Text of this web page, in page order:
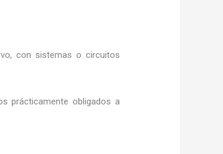
con sistemas o circuitos
prácticamente obligados a